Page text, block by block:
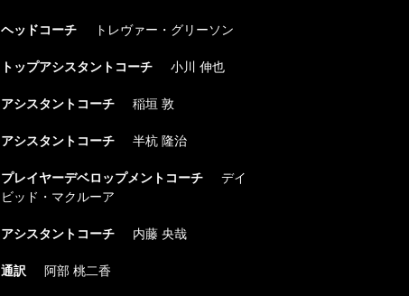
ヘッドコーチ トレヴァー・グリーソン
トップアシスタントコーチ 小川 伸也
アシスタントコーチ 稲垣 敦
アシスタントコーチ 半杭 隆治
プレイヤーデベロップメントコーチ
デイ
ビッド・マクルーア
アシスタントコーチ 内藤 央哉
通訳 阿部 桃二香